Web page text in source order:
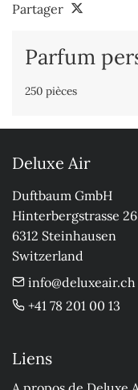
Partager
Parfum
250 pièces
Deluxe Air
Duftbaum GmbH
Hinterbergstrasse 26
6312 Steinhausen
Switzerland
info@deluxeair.ch
+41 78 201 00 13
Liens